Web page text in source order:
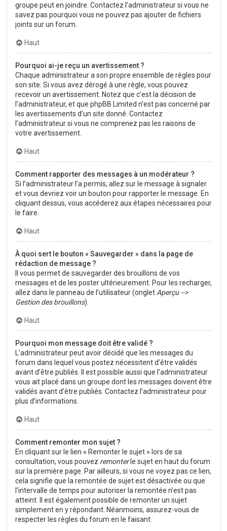
groupe peut en joindre. Contactez l’administrateur si vous ne
savez pas pourquoi vous ne pouvez pas ajouter de fichiers
joints sur un forum.
Haut
Pourquoi ai-je reçu un avertissement ?
Chaque administrateur a son propre ensemble de règles pour
son site. Si vous avez dérogé à une règle, vous pouvez
recevoir un avertissement. Notez que c’est la décision de
l’administrateur, et que phpBB Limited n’est pas concerné par
les avertissements d’un site donné. Contactez
l’administrateur si vous ne comprenez pas les raisons de
votre avertissement.
Haut
Comment rapporter des messages à un modérateur ?
Si l’administrateur l’a permis, allez sur le message à signaler
et vous devriez voir un bouton pour rapporter le message. En
cliquant dessus, vous accéderez aux étapes nécessaires pour
le faire.
Haut
À quoi sert le bouton « Sauvegarder » dans la page de
rédaction de message ?
Il vous permet de sauvegarder des brouillons de vos
messages et de les poster ultérieurement. Pour les recharger,
allez dans le panneau de l’utilisateur (onglet Aperçu -->
Gestion des brouillons).
Haut
Pourquoi mon message doit être validé ?
L’administrateur peut avoir décidé que les messages du
forum dans lequel vous postez nécessitent d’être validés
avant d’être publiés. Il est possible aussi que l’administrateur
vous ait placé dans un groupe dont les messages doivent être
validés avant d’être publiés. Contactez l’administrateur pour
plus d’informations.
Haut
Comment remonter mon sujet ?
En cliquant sur le lien « Remonter le sujet » lors de sa
consultation, vous pouvez remonterle sujet en haut du forum
sur la première page. Par ailleurs, si vous ne voyez pas ce lien,
cela signifie que la remontée de sujet est désactivée ou que
l’intervalle de temps pour autoriser la remontée n’est pas
atteint. Il est également possible de remonter un sujet
simplement en y répondant. Néanmoins, assurez-vous de
respecter les règles du forum en le faisant.